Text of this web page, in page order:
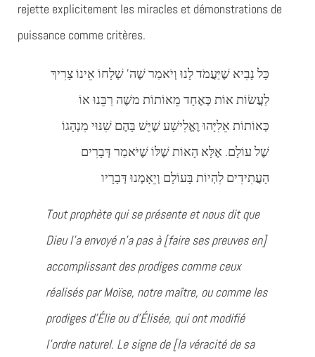
rejette explicitement les miracles et démonstrations de
puissance comme critères.
כָּל נָבִיא שֶׁיַּעֲמֹד לָנוּ וְיֹאמַר שֶׁה’ שְׁלָחוֹ אֵינוֹ צָרִיךְ
לַעֲשׂוֹת אוֹת כְּאֶחָד מֵאוֹתוֹת משֶׁה רַבֵּנוּ אוֹ
כְּאוֹתוֹת אֵלִיָּהוּ וֶאֱלִישָׁע שֶׁיֵּשׁ בָּהֶם שִׁנּוּי מִנְהָגוֹ
שֶׁל עוֹלָם. אֶלָּא הָאוֹת שֶׁלּוֹ שֶׁיֹּאמַר דְּבָרִים
הָעֲתִידִים לִהְיוֹת בָּעוֹלָם וְיֵאָמְנוּ דְּבָרָיו
Tout prophète qui se présente et nous dit que
Dieu l’a envoyé n’a pas à [faire ses preuves en]
accomplissant des prodiges comme ceux
réalisés par Moïse, notre maître, ou comme les
prodiges d’Élie ou d’Élisée, qui ont modifié
l’ordre naturel. Le signe de [la véracité de sa